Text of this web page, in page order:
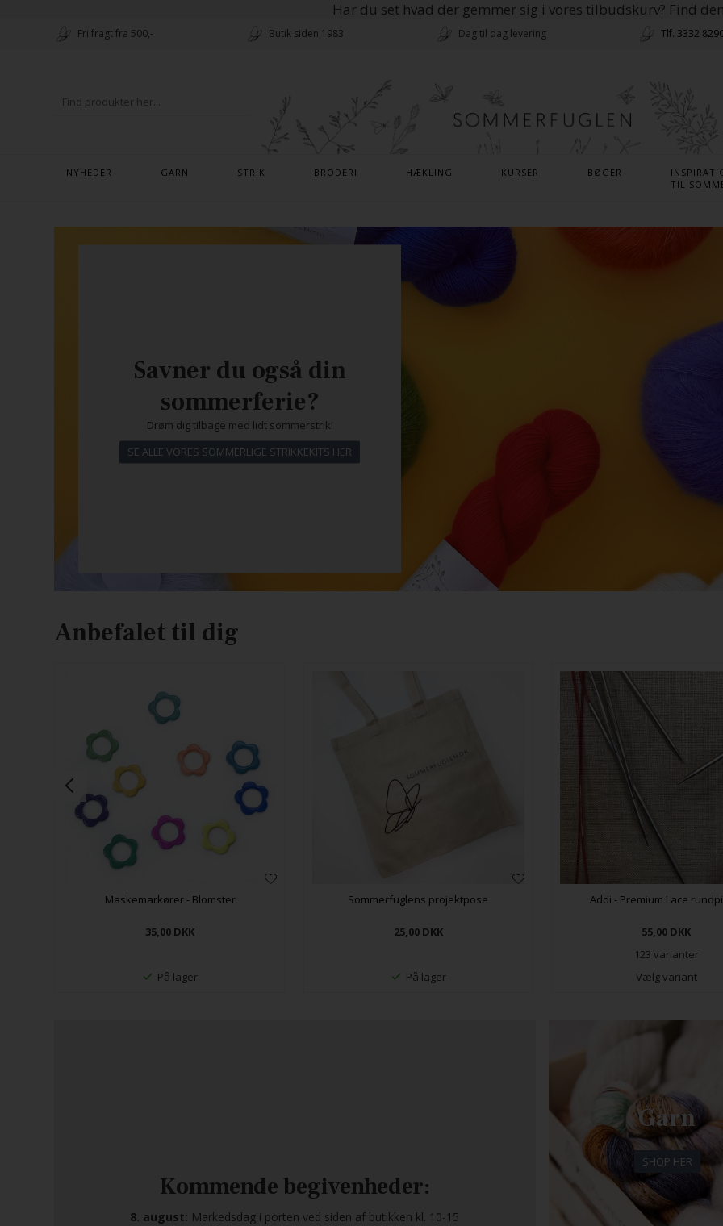
Har du set hvad der gemmer sig i vores tilbudskurv? Find den
Fri fragt fra 500,- Butik siden 1983 Dag til dag levering Tlf. 3332
NYHEDER GARN STRIK BRODERI HÆKLING KURSER BØGER
TIL
Savner du også din
sommerferie?
Drøm dig tilbage med lidt sommerstrik!
SE ALLE VORES SOMMERLIGE STRIKKEKITS HER
Anbefalet til dig
Maskemarkører - Blomster
35,00 DKK
På lager
Sommerfuglens projektpose
25,00 DKK
På lager
Addi - Premium Lace
55,00 DKK
123 varianter
Vælg variant
Kommende begivenheder:
8. august: Markedsdag i porten ved siden af butikken kl. 10-15
Garn
SHOP HER